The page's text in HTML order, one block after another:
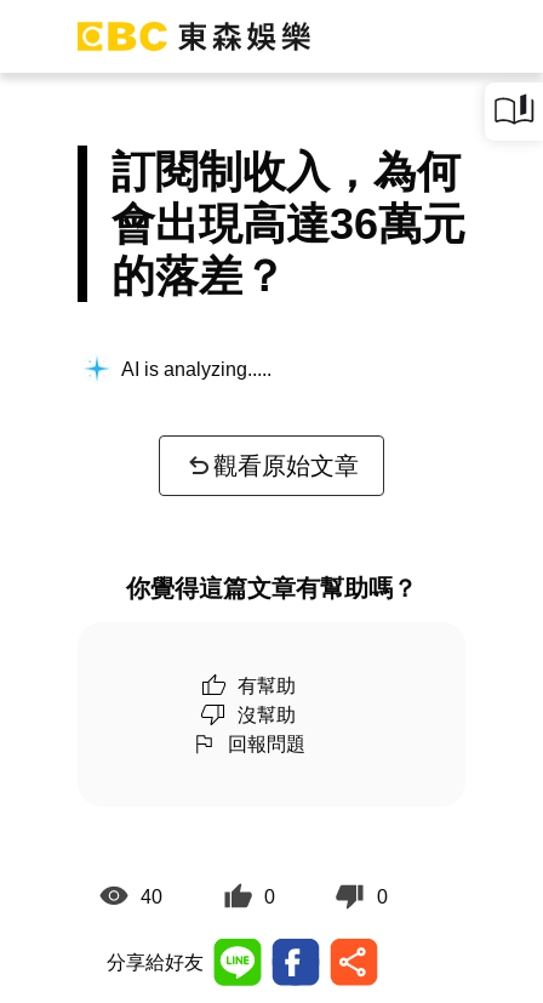
訂閱制收入，為何
會出現高達36萬元
的落差？
AI is analyzing...
觀看原始文章
你覺得這篇文章有幫助嗎？
有幫助
沒幫助
回報問題
40 0 0
分享給好友